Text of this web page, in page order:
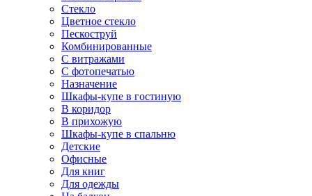
Стекло
Цветное стекло
Пескоструй
Комбинированные
С витражами
С фотопечатью
Назначение
Шкафы-купе в гостиную
В коридор
В прихожую
Шкафы-купе в спальню
Детские
Офисные
Для книг
Для одежды